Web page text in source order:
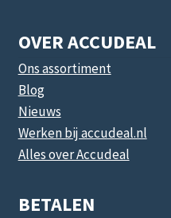
OVER ACCUDEAL
Ons assortiment
Blog
Nieuws
Werken bij accudeal.nl
Alles over Accudeal
BETALEN